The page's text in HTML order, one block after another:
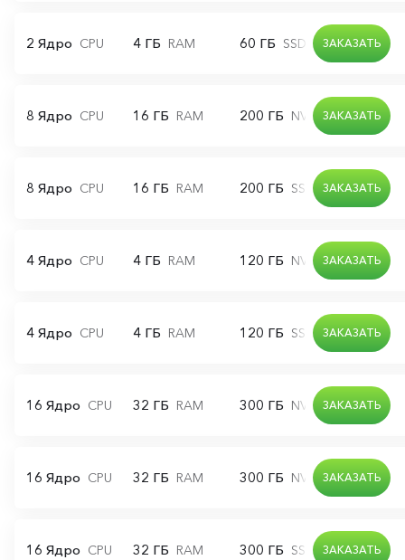
2 Ядро CPU 4 ГБ RAM 60 ГБ SSD дискЗАКАЗАТЬ
8 Ядро CPU 16 ГБ RAM 200 ГБ NVMe диск
ЗАКАЗАТЬ
8 Ядро CPU 16 ГБ RAM 200 ГБ SSD дискЗАКАЗАТЬ
4 Ядро CPU 4 ГБ RAM 120 ГБ NVMe диск
ЗАКАЗАТЬ
4 Ядро CPU 4 ГБ RAM 120 ГБ SSD дискЗАКАЗАТЬ
16 Ядро CPU 32 ГБ RAM 300 ГБ NVMe диск
ЗАКАЗАТЬ
16 Ядро CPU 32 ГБ RAM 300 ГБ NVMe диск
ЗАКАЗАТЬ
16 Ядро CPU 32 ГБ RAM 300 ГБ SSD дискЗАКАЗАТЬ